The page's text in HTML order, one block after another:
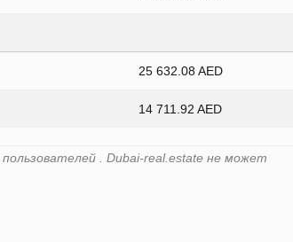
25 632.08 AED
14 711.92 AED
. Dubai-real.estate не может